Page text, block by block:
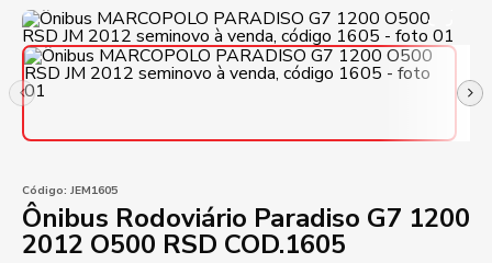
Código: JEM1605
Ônibus Rodoviário Paradiso G7 1200
2012 O500 RSD COD.1605